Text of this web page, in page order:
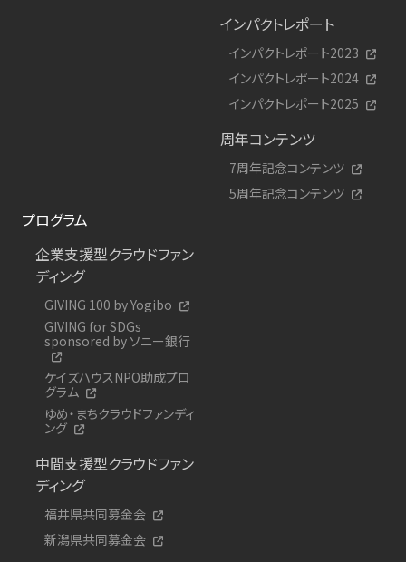
インパクトレポート
インパクトレポート2023
インパクトレポート2024
インパクトレポート2025
周年コンテンツ
7周年記念コンテンツ
5周年記念コンテンツ
プログラム
企業支援型クラウドファン
ディング
GIVING 100 by Yogibo
GIVING for SDGs
sponsored by ソニー銀行
ケイズハウスNPO助成プロ
グラム
ゆめ・まちクラウドファンディ
ング
中間支援型クラウドファン
ディング
福井県共同募金会
新潟県共同募金会